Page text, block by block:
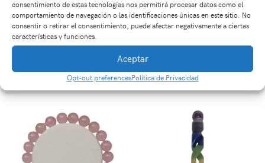
consentimiento de estas tecnologías nos permitirá procesar datos como el
comportamiento de navegación o las identificaciones únicas en este sitio. No
consentir o retirar el consentimiento, puede afectar negativamente a ciertas
características y funciones.
Aceptar
Opt-out preferencesPolítica de Privacidad
Pulsera Opalina
Unidad Granate
Tamboreado
$5,000